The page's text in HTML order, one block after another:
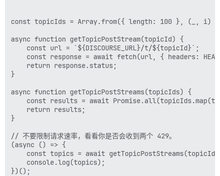
const topicIds = Array.from({ length: 100 }, (_, i)
async function getTopicPostStream(topicId) {
    const url = `${DISCOURSE_URL}/t/${topicId}`;
const response = await fetch(url, { headers:
    return response.status;
}
async function getTopicPostStreams(topicIds) {
const results = await
    return results;
}
// 不要限制请求速率，看看你是否会收到两个 429。
(async () => {
const topics = await
    console.log(topics);
})();